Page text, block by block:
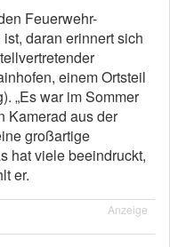
Feuerwehr-
daran erinnert sich
einem Ortsteil
„Es war im Sommer
Kamerad aus der
großartige
hat viele beeindruckt,
er.
Anzeige